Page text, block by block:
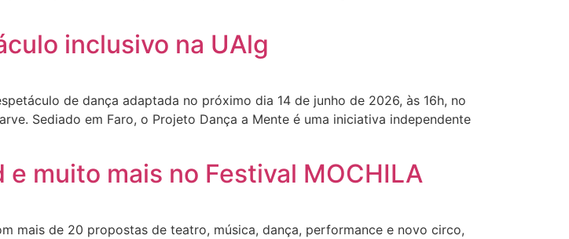
inclusivo na UAlg
de dança adaptada no próximo dia 14 de junho de 2026, às 16h, no
Sediado em Faro, o Projeto Dança a Mente é uma iniciativa independente
e muito mais no Festival MOCHILA
mais de 20 propostas de teatro, música, dança, performance e novo circo,